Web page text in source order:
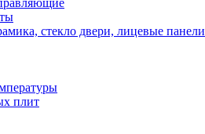
стекло двери, лицевые панели
плит